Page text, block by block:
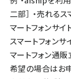
二部］ ・売れる
マートフォンサイ
スマートフォン
マートフォン通
希望の場合はお